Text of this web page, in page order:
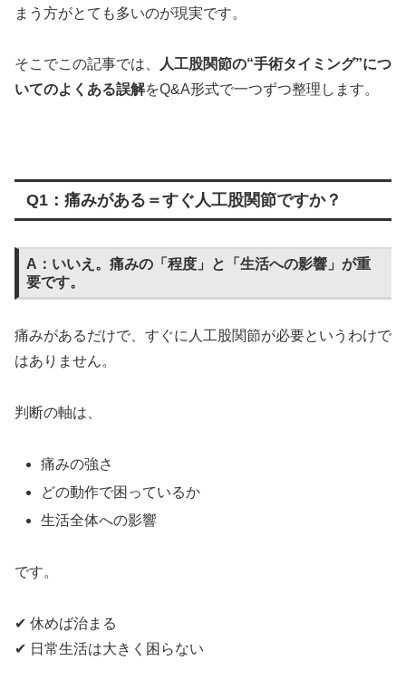
まう方がとても多いのが現実です。
そこでこの記事では、
人工股関節の“手術タイミング”につ
いてのよくある誤解をQ&A形式で一つずつ整理します。
Q1：痛みがある＝すぐ人工股関節ですか？
A：いいえ。痛みの「程度」と「生活への影響」が重
要です。
痛みがあるだけで、すぐに人工股関節が必要というわけで
はありません。
判断の軸は、
痛みの強さ
どの動作で困っているか
生活全体への影響
です。
✔ 休めば治まる
✔ 日常生活は大きく困らない